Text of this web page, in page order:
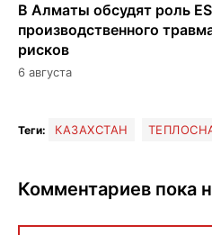
В Алматы обсудят роль
производственного
рисков
6 августа
Теги: КАЗАХСТАН
Комментариев пока